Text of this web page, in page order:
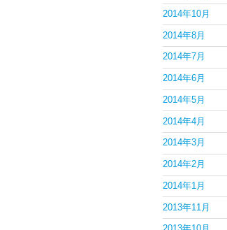
2014年10月
2014年8月
2014年7月
2014年6月
2014年5月
2014年4月
2014年3月
2014年2月
2014年1月
2013年11月